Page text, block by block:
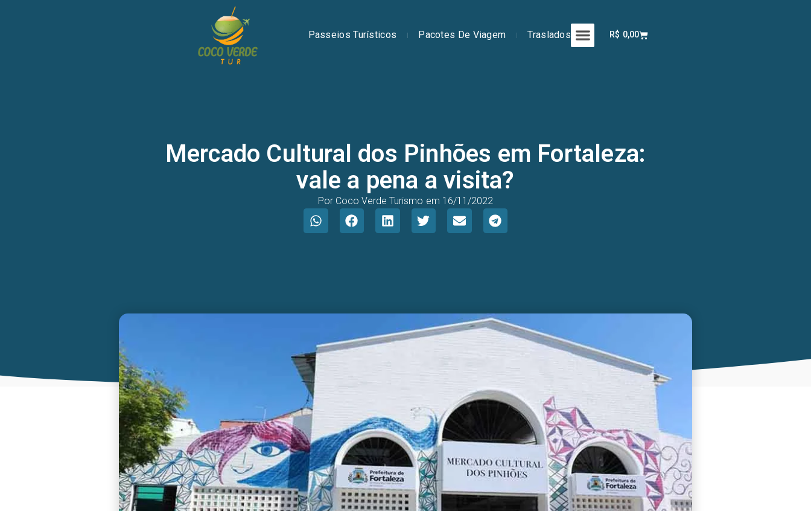
Passeios Turísticos Pacotes De Viagem Traslados R$ 0,00
Mercado Cultural dos Pinhões em Fortaleza:
vale a pena a visita?
Por Coco Verde Turismo em 16/11/2022